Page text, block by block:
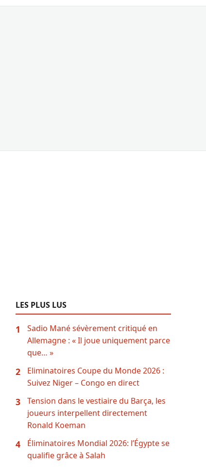
LES PLUS LUS
1
Sadio Mané sévèrement critiqué en
Allemagne : « Il joue uniquement parce
que… »
2
Eliminatoires Coupe du Monde 2026 :
Suivez Niger – Congo en direct
3
Tension dans le vestiaire du Barça, les
joueurs interpellent directement
Ronald Koeman
4
Éliminatoires Mondial 2026: l’Égypte se
qualifie grâce à Salah